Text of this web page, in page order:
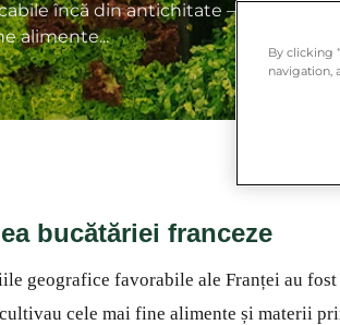
încă din antichitate – în
alimente...
bucătăriei franceze
geografice favorabile ale Franței au
cele mai fine alimente și materii
By clicking
navigation,